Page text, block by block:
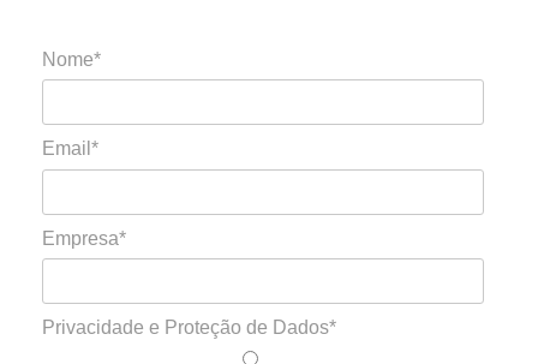
Nome*
Email*
Empresa*
Privacidade e Proteção de Dados*